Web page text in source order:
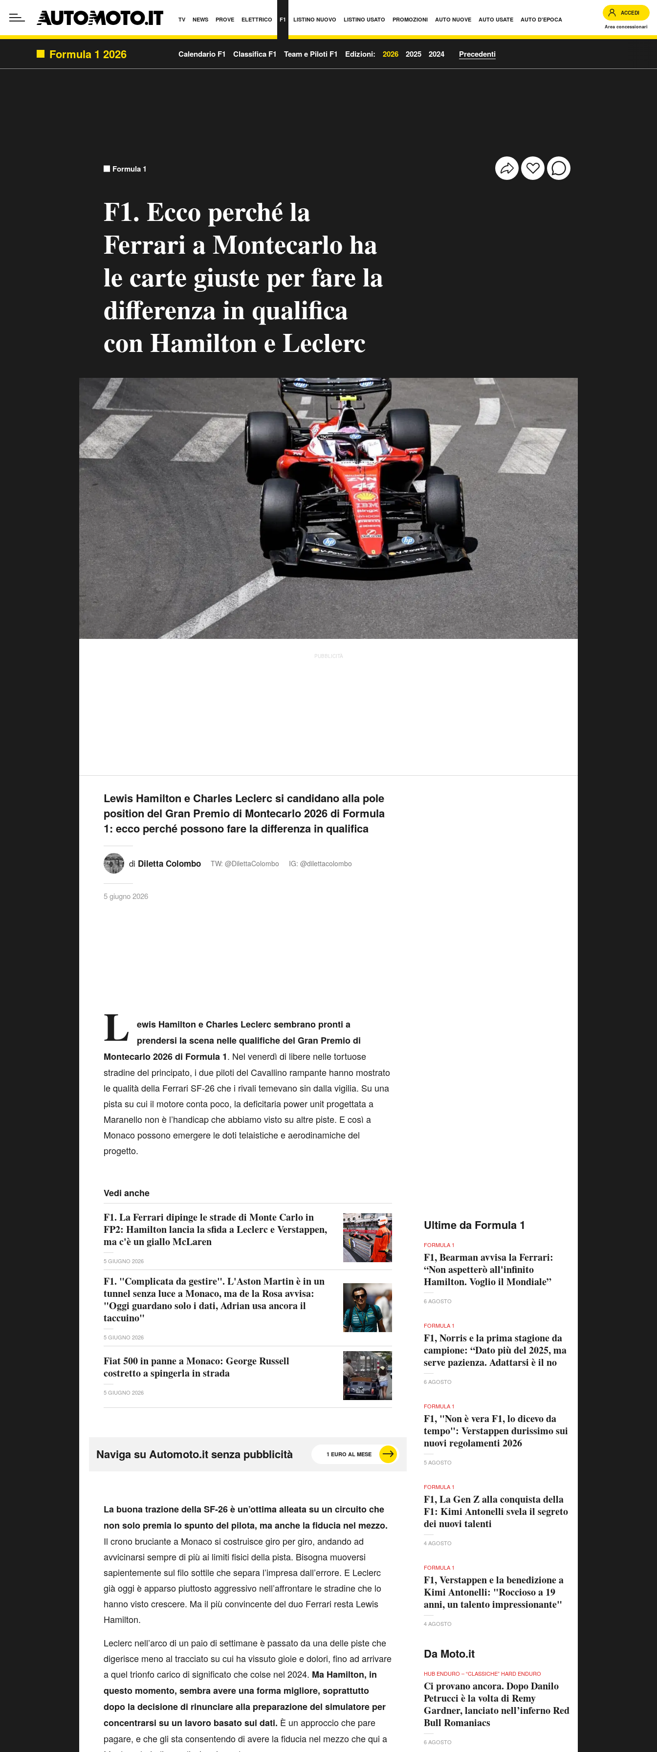
TV NEWS PROVE ELETTRICO F1 LISTINO NUOVO LISTINO USATO PROMOZIONI AUTO NUOVE AUTO USATE AUTO D'EPOCA
ACCEDI
Area concessionari
Formula 1 2026 Calendario F1 Classifica F1 Team e Piloti F1 Edizioni: 2026 2025 2024 Precedenti
Formula 1
F1. Ecco perché la
Ferrari a Montecarlo ha
le carte giuste per fare la
differenza in qualifica
con Hamilton e Leclerc
PUBBLICITÀ
Lewis Hamilton e Charles Leclerc si candidano alla pole
position del Gran Premio di Montecarlo 2026 di Formula
1: ecco perché possono fare la differenza in qualifica
di Diletta Colombo TW: @DilettaColombo IG: @dilettacolombo
5 giugno 2026
L
ewis Hamilton e Charles Leclerc sembrano pronti a
prendersi la scena nelle qualifiche del Gran Premio di
Montecarlo 2026 di Formula 1. Nel venerdì di libere nelle tortuose
stradine del principato, i due piloti del Cavallino rampante hanno mostrato
le qualità della Ferrari SF-26 che i rivali temevano sin dalla vigilia. Su una
pista su cui il motore conta poco, la deficitaria power unit progettata a
Maranello non è l’handicap che abbiamo visto su altre piste. E così a
Monaco possono emergere le doti telaistiche e aerodinamiche del
progetto.
Vedi anche
F1. La Ferrari dipinge le strade di Monte Carlo in
FP2: Hamilton lancia la sfida a Leclerc e Verstappen,
ma c'è un giallo McLaren
5 GIUGNO 2026
F1. "Complicata da gestire". L'Aston Martin è in un
tunnel senza luce a Monaco, ma de la Rosa avvisa:
"Oggi guardano solo i dati, Adrian usa ancora il
taccuino"
5 GIUGNO 2026
Fiat 500 in panne a Monaco: George Russell
costretto a spingerla in strada
5 GIUGNO 2026
Naviga su Automoto.it senza pubblicità 1 EURO AL MESE
La buona trazione della SF-26 è un’ottima alleata su un circuito che
non solo premia lo spunto del pilota, ma anche la fiducia nel mezzo.
Il crono bruciante a Monaco si costruisce giro per giro, andando ad
avvicinarsi sempre di più ai limiti fisici della pista. Bisogna muoversi
sapientemente sul filo sottile che separa l’impresa dall’errore. E Leclerc
già oggi è apparso piuttosto aggressivo nell’affrontare le stradine che lo
hanno visto crescere. Ma il più convincente del duo Ferrari resta Lewis
Hamilton.
Leclerc nell’arco di un paio di settimane è passato da una delle piste che
digerisce meno al tracciato su cui ha vissuto gioie e dolori, fino ad arrivare
a quel trionfo carico di significato che colse nel 2024. Ma Hamilton, in
questo momento, sembra avere una forma migliore, soprattutto
dopo la decisione di rinunciare alla preparazione del simulatore per
concentrarsi su un lavoro basato sui dati. È un approccio che pare
pagare, e che gli sta consentendo di avere la fiducia nel mezzo che qui a
Ultime da Formula 1
FORMULA 1
F1, Bearman avvisa la Ferrari:
“Non aspetterò all'infinito
Hamilton. Voglio il Mondiale”
6 AGOSTO
FORMULA 1
F1, Norris e la prima stagione da
campione: “Dato più del 2025, ma
serve pazienza. Adattarsi è il no
6 AGOSTO
FORMULA 1
F1, "Non è vera F1, lo dicevo da
tempo": Verstappen durissimo sui
nuovi regolamenti 2026
5 AGOSTO
FORMULA 1
F1, La Gen Z alla conquista della
F1: Kimi Antonelli svela il segreto
dei nuovi talenti
4 AGOSTO
FORMULA 1
F1, Verstappen e la benedizione a
Kimi Antonelli: "Roccioso a 19
anni, un talento impressionante"
4 AGOSTO
Da Moto.it
HUB ENDURO – “CLASSICHE” HARD ENDURO
Ci provano ancora. Dopo Danilo
Petrucci è la volta di Remy
Gardner, lanciato nell’inferno Red
Bull Romaniacs
6 AGOSTO